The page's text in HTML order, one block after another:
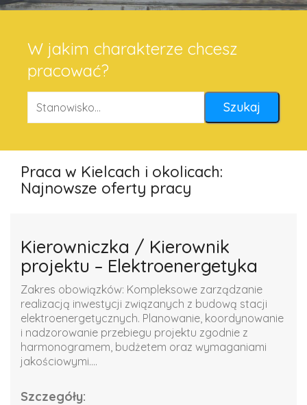
W jakim charakterze chcesz
pracować?
Praca w Kielcach i okolicach:
Najnowsze oferty pracy
Kierowniczka / Kierownik
projektu – Elektroenergetyka
Zakres obowiązków: Kompleksowe zarządzanie
realizacją inwestycji związanych z budową stacji
elektroenergetycznych. Planowanie, koordynowanie
i nadzorowanie przebiegu projektu zgodnie z
harmonogramem, budżetem oraz wymaganiami
jakościowymi....
Szczegóły: